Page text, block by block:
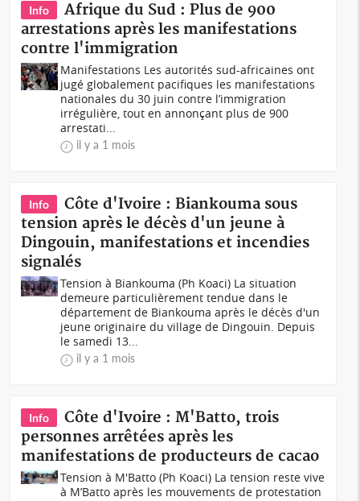
Info
Afrique du Sud : Plus de 900
arrestations après les manifestations
contre l'immigration
Manifestations Les autorités sud-africaines ont
jugé globalement pacifiques les manifestations
nationales du 30 juin contre l’immigration
irrégulière, tout en annonçant plus de 900
arrestati...
il y a 1 mois
Info
Côte d'Ivoire : Biankouma sous
tension après le décès d'un jeune à
Dingouin, manifestations et incendies
signalés
Tension à Biankouma (Ph Koaci) La situation
demeure particulièrement tendue dans le
département de Biankouma après le décès d'un
jeune originaire du village de Dingouin. Depuis
le samedi 13...
il y a 1 mois
Info
Côte d'Ivoire : M'Batto, trois
personnes arrêtées après les
manifestations de producteurs de cacao
Tension à M'Batto (Ph Koaci) La tension reste vive
à M’Batto après les mouvements de protestation